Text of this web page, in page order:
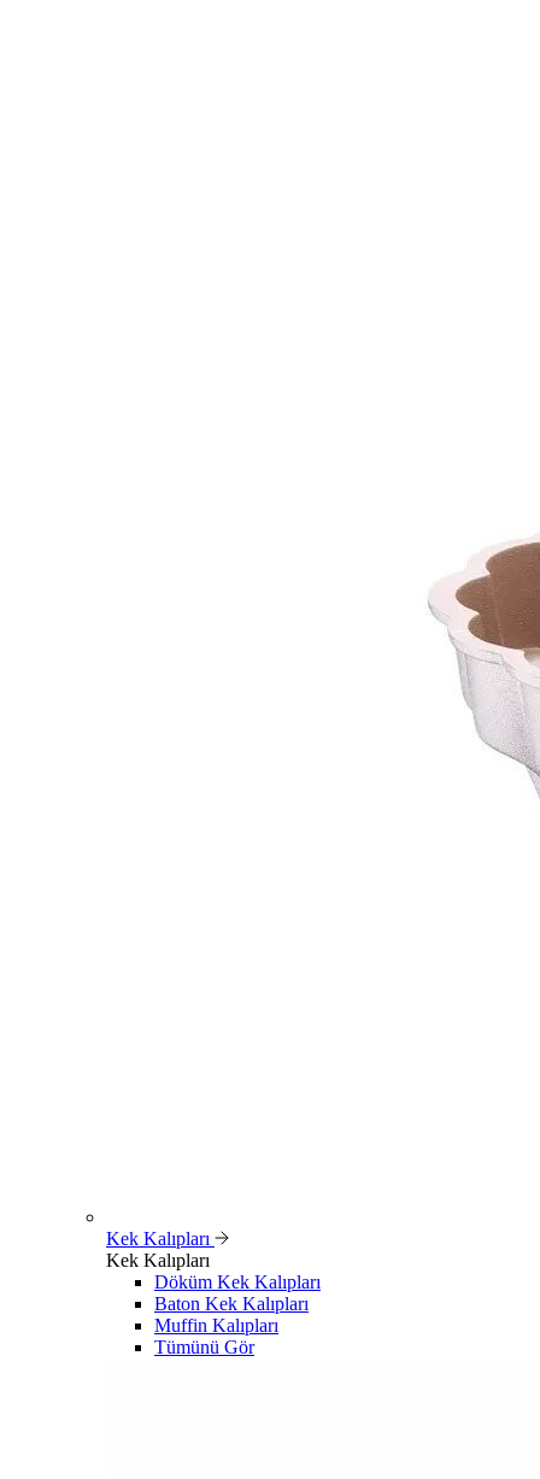
Kek Kalıpları
Kek Kalıpları
Döküm Kek Kalıpları
Baton Kek Kalıpları
Muffin Kalıpları
Tümünü Gör